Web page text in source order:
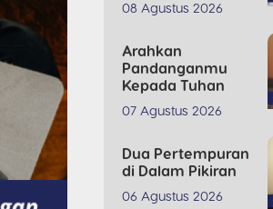
08 Agustus 2026
Arahkan
Pandanganmu
Kepada Tuhan
07 Agustus 2026
Dua Pertempuran
di Dalam Pikiran
06 Agustus 2026